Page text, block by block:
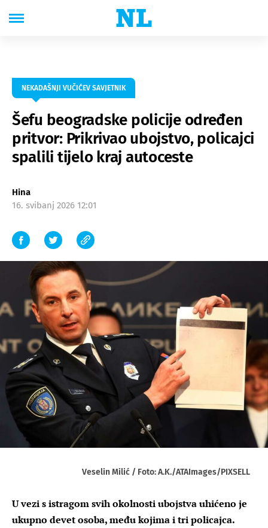
NEKADAŠNJI VUČIĆEV SAVJETNIK
Šefu beogradske policije određen
pritvor: Prikrivao ubojstvo, policajci
spalili tijelo kraj autoceste
Hina
16. svibanj 2026 12:01
Veselin Milić / Foto: A.K./ATAImages/PIXSELL
U vezi s istragom svih okolnosti ubojstva uhićeno je
ukupno devet osoba, među kojima i tri policajca.